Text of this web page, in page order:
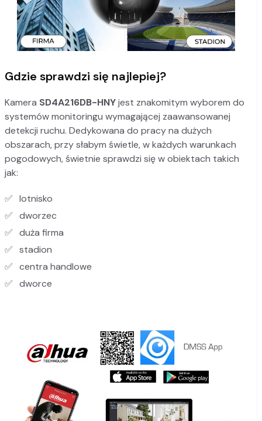
Gdzie sprawdzi się najlepiej?
Kamera SD4A216DB-HNYjest znakomitym wyborem do
systemów monitoringu wymagającej zaawansowanej
detekcji ruchu. Dedykowana do pracy na dużych
obszarach, przy słabym świetle, w każdych warunkach
pogodowych, świetnie sprawdzi się w obiektach takich
jak:
lotnisko
dworzec
duża firma
stadion
centra handlowe
dworce